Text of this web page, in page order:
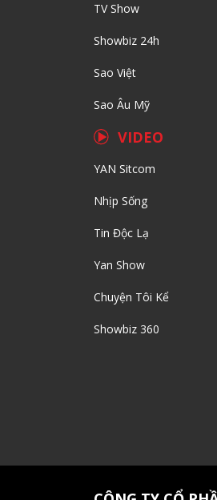
TV Show
Showbiz 24h
Sao Việt
Sao Âu Mỹ
VIDEO
YAN Sitcom
Nhịp Sống
Tin Độc Lạ
Yan Show
Chuyện Tôi Kể
Showbiz 360